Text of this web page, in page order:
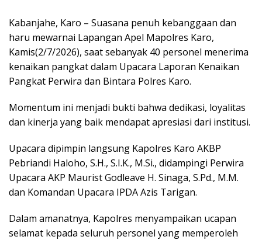
Kabanjahe, Karo – Suasana penuh kebanggaan dan
haru mewarnai Lapangan Apel Mapolres Karo,
Kamis(2/7/2026), saat sebanyak 40 personel menerima
kenaikan pangkat dalam Upacara Laporan Kenaikan
Pangkat Perwira dan Bintara Polres Karo.
Momentum ini menjadi bukti bahwa dedikasi, loyalitas
dan kinerja yang baik mendapat apresiasi dari institusi.
Upacara dipimpin langsung Kapolres Karo AKBP
Pebriandi Haloho, S.H., S.I.K., M.Si., didampingi Perwira
Upacara AKP Maurist Godleave H. Sinaga, S.Pd., M.M.
dan Komandan Upacara IPDA Azis Tarigan.
Dalam amanatnya, Kapolres menyampaikan ucapan
selamat kepada seluruh personel yang memperoleh